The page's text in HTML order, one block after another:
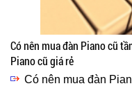
Có nên mua đàn Piano cũ
Piano cũ giá rẻ
Có nên mua đàn